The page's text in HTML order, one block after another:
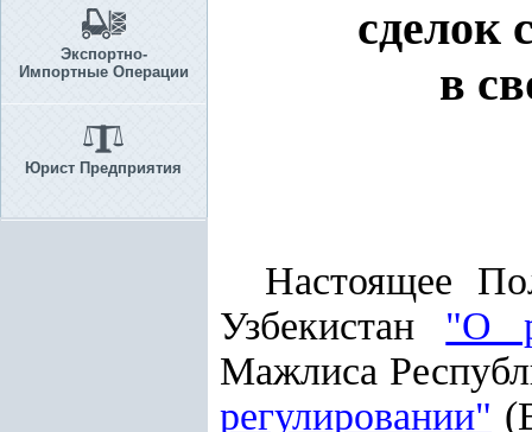
Экспортно-
Импортные Операции
Юрист Предприятия
сделок
в
Настоящее
Узбекистан "О
Мажлиса
регулировании"